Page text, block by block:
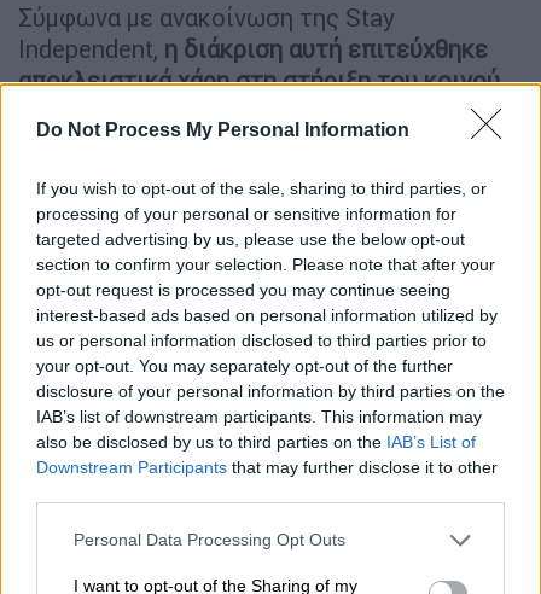
Do Not Process My Personal Information
If you wish to opt-out of the sale, sharing to third parties, or
processing of your personal or sensitive information for
targeted advertising by us, please use the below opt-out
section to confirm your selection. Please note that after your
opt-out request is processed you may continue seeing
interest-based ads based on personal information utilized by
us or personal information disclosed to third parties prior to
your opt-out. You may separately opt-out of the further
disclosure of your personal information by third parties on the
IAB’s list of downstream participants. This information may
also be disclosed by us to third parties on the IAB’s List of
Downstream Participants that may further disclose it to other
Please note that this website/app uses one or more Google
not limited to your visit or usage behaviour. You may click to
Personal Data Processing Opt Outs
I want to opt-out of the Sharing of my
Σύμφωνα με ανακοίνωση της Stay
Independent, η διάκριση αυτή επιτεύχθηκε
αποκλειστικά χάρη στη στήριξη του κοινού,
χωρίς τη συνδρομή μεγάλων δισκογραφικών
μηχανισμών, γεγονός που αναδεικνύει τη
καλλιτέχνης με τους ακροατές του.
View this post on Instagram